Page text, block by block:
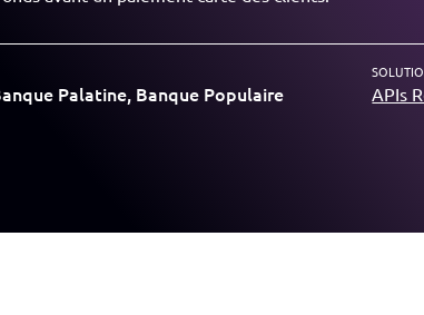
Palatine, Banque Populaire APIs